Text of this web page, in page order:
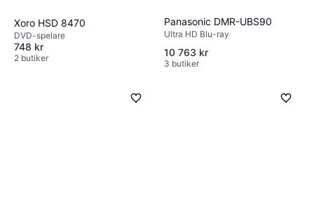
Xoro HSD 8470
DVD-spelare
748 kr
2 butiker
Panasonic DMR-UBS90
Ultra HD Blu-ray
10 763 kr
3 butiker